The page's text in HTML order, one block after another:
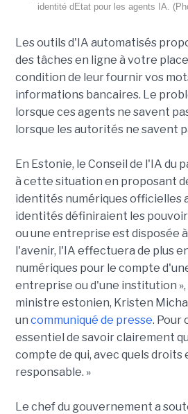
identité dEtat pour les agents IA.
Les outils d'IA automatisés
des tâches en ligne à votre
condition de leur fournir vos
informations bancaires. Le
lorsque ces agents ne savent
lorsque les autorités ne savent
En Estonie, le Conseil de l'IA du
à cette situation en proposant
identités numériques officielles
identités définiraient les
ou une entreprise est disposée
l'avenir, l'IA effectuera de plus
numériques pour le compte
entreprise ou d'une institution
ministre estonien, Kristen
un communiqué de presse. Pour
essentiel de savoir clairement
compte de qui, avec quels droits
responsable. »
Le chef du gouvernement a